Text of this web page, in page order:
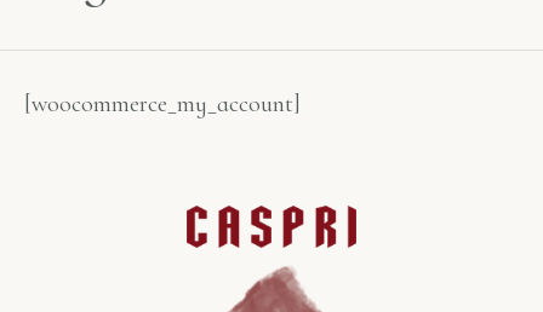
[woocommerce_my_account]